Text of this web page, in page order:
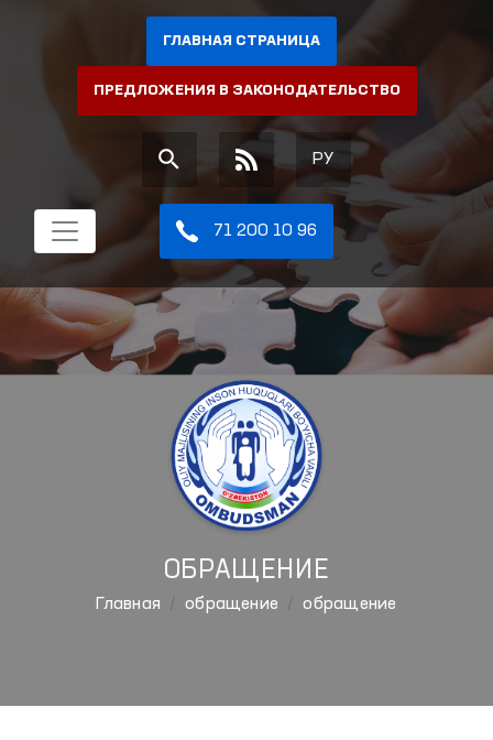
ГЛАВНАЯ СТРАНИЦА
ПРЕДЛОЖЕНИЯ В ЗАКОНОДАТЕЛЬСТВО
РУ
71 200 10 96
ОБРАЩЕНИЕ
Главная обращение обращение